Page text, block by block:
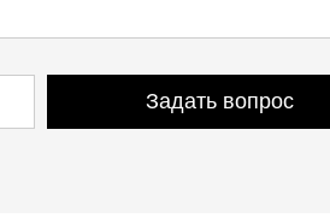
Задать вопрос